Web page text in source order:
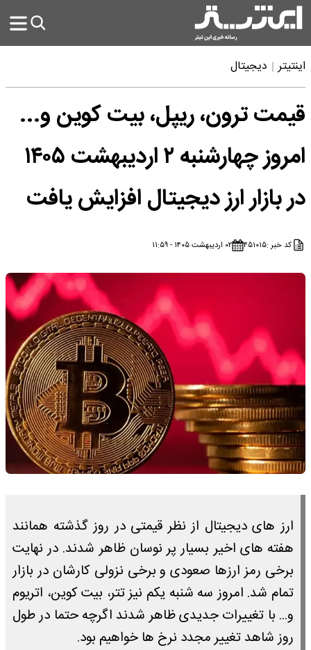
اینتیتر دیجیتال
قیمت ترون، ریپل، بیت کوین و...
امروز چهارشنبه ۲ اردیبهشت ۱۴۰۵
در بازار ارز دیجیتال افزایش یافت
کد خبر :۴۵۱۰۱۵ ۰۲ اردیبهشت ۱۴۰۵ - ۱۱:۵۹
ارز های دیجیتال از نظر قیمتی در روز گذشته همانند
هفته های اخیر بسیار پر نوسان ظاهر شدند. در نهایت
برخی رمز ارزها صعودی و برخی نزولی کارشان در بازار
تمام شد. امروز سه شنبه یکم نیز تتر، بیت کوین، اتریوم
و... با تغییرات جدیدی ظاهر شدند اگرچه حتما در طول
روز شاهد تغییر مجدد نرخ ها خواهیم بود.